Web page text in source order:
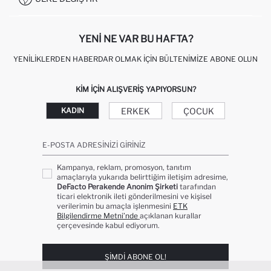
YENI NE VAR BU HAFTA?
YENILIKLERDEN HABERDAR OLMAK İÇIN BÜLTENIMIZE ABONE OLUN
KIM IÇIN ALIŞVERIŞ YAPIYORSUN?
KADIN ERKEK ÇOCUK
E-POSTA ADRESINIZI GIRINIZ
Kampanya, reklam, promosyon, tanıtım
amaçlarıyla yukarıda belirttiğim iletişim adresime,
DeFacto Perakende Anonim Şirketi tarafından
ticari elektronik ileti gönderilmesini ve kişisel
verilerimin bu amaçla işlenmesini ETK
Bilgilendirme Metni’nde açıklanan kurallar
çerçevesinde kabul ediyorum.
ŞIMDI ABONE OL!